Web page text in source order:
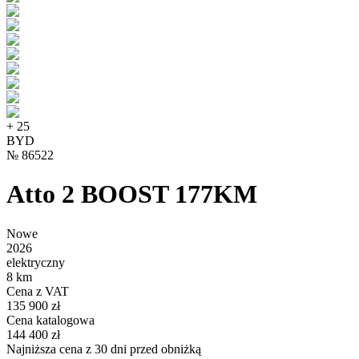
+ 25
BYD
№ 86522
Atto 2 BOOST 177KM
Nowe
2026
elektryczny
8 km
Cena z VAT
135 900 zł
Cena katalogowa
144 400 zł
Najniższa cena z 30 dni przed obniżką